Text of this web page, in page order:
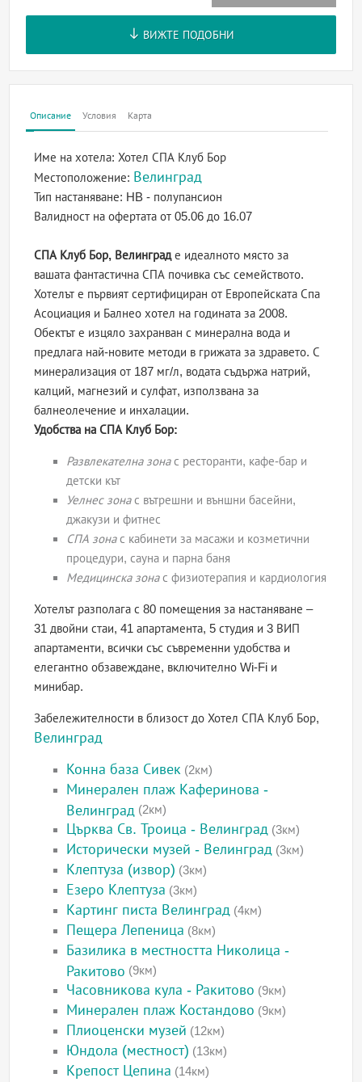
ВИЖТЕ ПОДОБНИ
Описание Условия Карта
Име на хотела: Хотел СПА Клуб Бор
Местоположение: Велинград
Тип настаняване: HB - полупансион
Валидност на офертатаот 05.06 до 16.07
СПА Клуб Бор, Велинграде идеалното място за
вашата фантастична СПА почивка със семейството.
Хотелът е първият сертифициран от Европейската Спа
Асоциация и Балнео хотел на годината за 2008.
Обектът е изцяло захранван с минерална вода и
предлага най-новите методи в грижата за здравето. С
минерализация от 187 мг/л, водата съдържа натрий,
калций, магнезий и сулфат, използвана за
балнеолечение и инхалации.
Удобства на СПА Клуб Бор:
Развлекателна зонас ресторанти, кафе-бар и
детски кът
Уелнес зонас вътрешни и външни басейни,
джакузи и фитнес
СПА зонас кабинети за масажи и козметични
процедури, сауна и парна баня
Медицинска зонас физиотерапия и кардиология
Хотелът разполага с 80 помещения за настаняване –
31 двойни стаи, 41 апартамента, 5 студия и 3 ВИП
апартаменти, всички със съвременни удобства и
елегантно обзавеждане, включително Wi-Fi и
минибар.
Забележителности в близост до Хотел СПА Клуб Бор,
Велинград
Конна база Сивек (2км)
Минерален плаж Каферинова -
Велинград (2км)
Църква Св. Троица - Велинград (3км)
Исторически музей - Велинград (3км)
Клептуза (извор) (3км)
Езеро Клептуза (3км)
Картинг писта Велинград (4км)
Пещера Лепеница (8км)
Базилика в местността Николица -
Ракитово (9км)
Часовникова кула - Ракитово (9км)
Минерален плаж Костандово (9км)
Плиоценски музей (12км)
Юндола (местност) (13км)
Крепост Цепина (14км)